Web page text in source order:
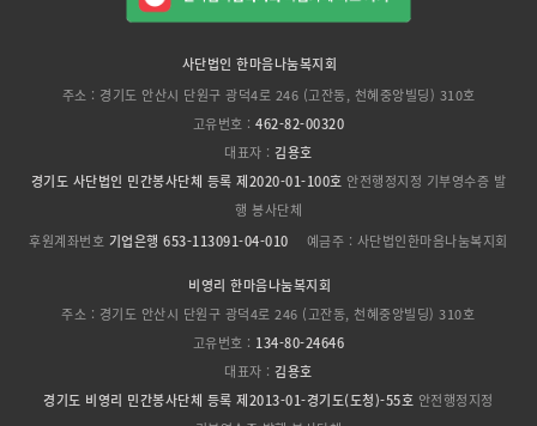
사단법인 한마음나눔복지회
주소 : 경기도 안산시 단원구 광덕4로 246 (고잔동, 천혜중앙빌딩) 310호
고유번호 :462-82-00320
대표자 : 김용호
경기도 사단법인 민간봉사단체 등록 제2020-01-100호 안전행정지정 기부영수증 발
행 봉사단체
후원계좌번호 기업은행 653-113091-04-010 예금주 : 사단법인한마음나눔복지회
비영리 한마음나눔복지회
주소 : 경기도 안산시 단원구 광덕4로 246 (고잔동, 천혜중앙빌딩) 310호
고유번호 : 134-80-24646
대표자 : 김용호
경기도 비영리 민간봉사단체 등록 제2013-01-경기도(도청)-55호 안전행정지정